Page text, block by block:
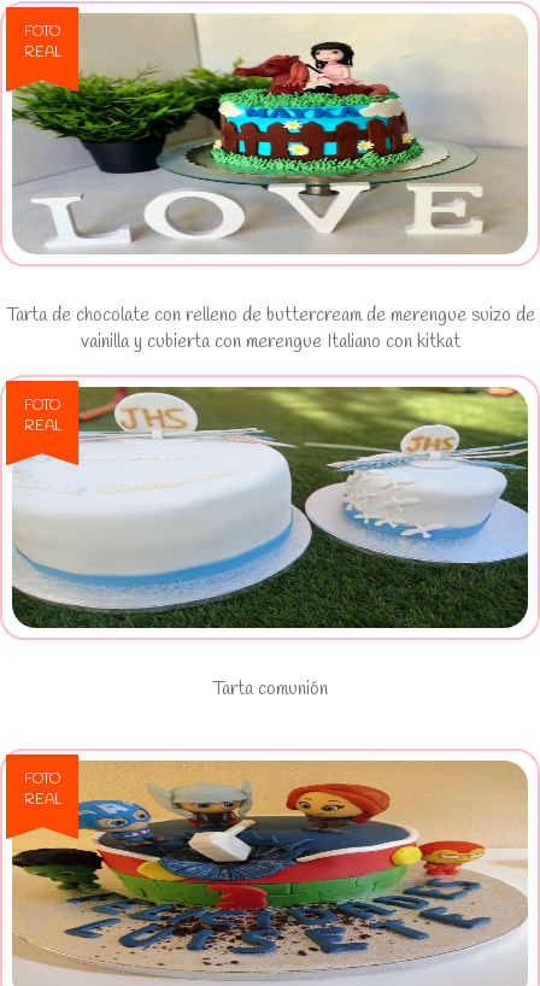
FOTO
REAL
Ver Tarta de chocolate con relleno
de buttercream de merengue suizo de
vainilla y cubierta con merengue
Italiano con kitkat
Tarta de chocolate con relleno de buttercream de merengue suizo de
vainilla y cubierta con merengue Italiano con kitkat
FOTO
REAL
Ver Tarta comunión
Tarta comunión
FOTO
REAL
Ver Tarta Los Vengadores